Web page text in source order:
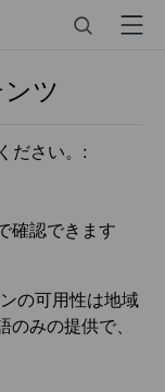
Menu
ツ
ださい。:
確認できます
の可用性は地域
みの提供で、